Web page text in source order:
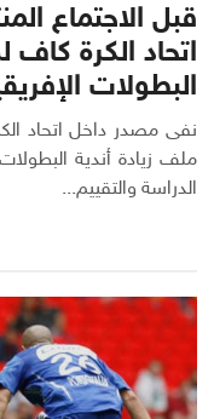
قبل الاجتماع
اتحاد الكرة كاف
البطولات
نفى مصدر داخل اتحاد
ملف زيادة أندية
الدراسة والتقييم...